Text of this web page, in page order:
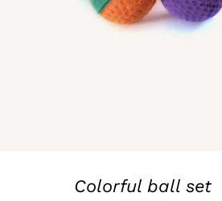
Colorful ball set